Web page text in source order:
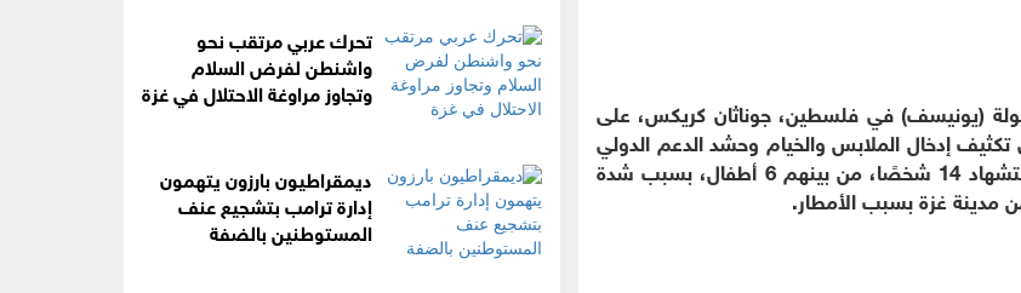
(يونيسف) في فلسطين، جوناثان كريكس، على
تكثيف إدخال الملابس والخيام وحشد الدعم الدولي
لمواجهة التداعيات الإنسانية المتفاقمة وذلك في أعقاب استشهاد 14 شخصًا، من بينهم 6 أطفال، بسبب شدة
تحرك عربي مرتقب نحو
واشنطن لفرض السلام
وتجاوز مراوغة الاحتلال في غزة
ديمقراطيون بارزون يتهمون
إدارة ترامب بتشجيع عنف
المستوطنين بالضفة